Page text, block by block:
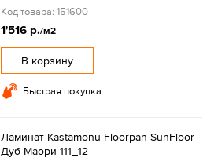
Код товара: 151600
1'516 р./м2
В корзину
Быстрая покупка
Ламинат Kastamonu Floorpan SunFloor
Дуб Маори 111_12